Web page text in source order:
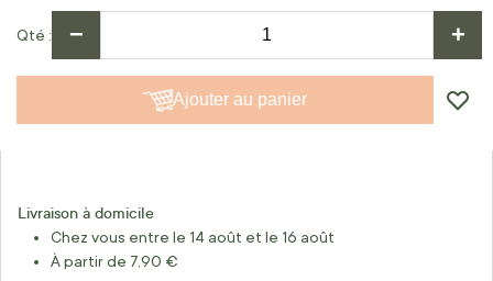
Qté − +
Ajouter au panier
Livraison à domicile
Chez vous entre le 14 août et le 16 août
À partir de 7,90 €